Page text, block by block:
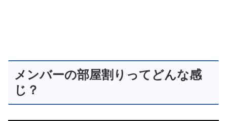
メンバーの部屋割りってどんな感
じ？